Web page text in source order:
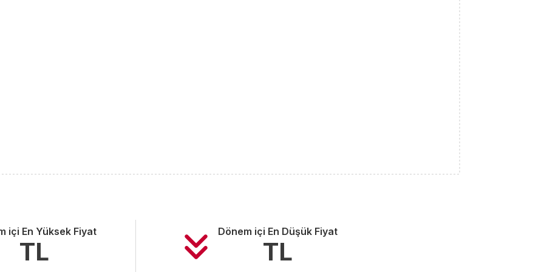
içi En Yüksek Fiyat
TL
Dönem içi En Düşük Fiyat
TL